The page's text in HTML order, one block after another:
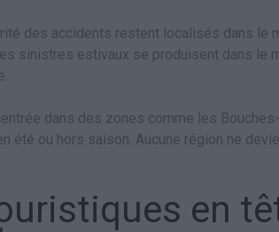
des accidents restent localisés dans le
sinistres estivaux se produisent dans le
dans des zones comme les
été ou hors saison. Aucune région ne
en